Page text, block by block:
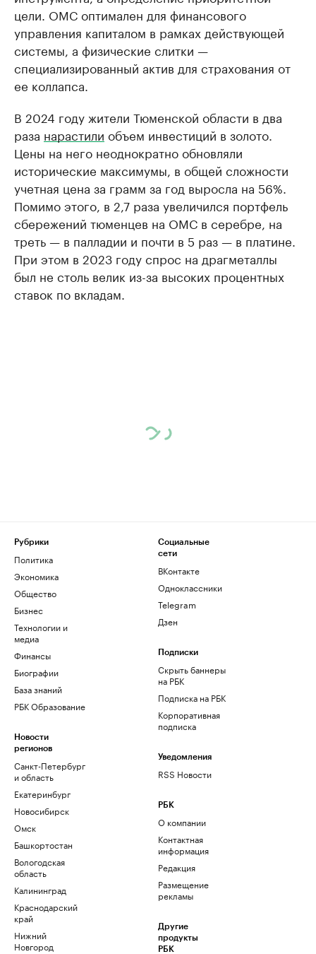
цели. ОМС оптимален для финансового
управления капиталом в рамках действующей
системы, а физические слитки —
специализированный актив для страхования от
ее коллапса.
В 2024 году жители Тюменской области в два
раза нарастили объем инвестиций в золото.
Цены на него неоднократно обновляли
исторические максимумы, в общей сложности
учетная цена за грамм за год выросла на 56%.
Помимо этого, в 2,7 раза увеличился портфель
сбережений тюменцев на ОМС в серебре, на
треть — в палладии и почти в 5 раз — в платине.
При этом в 2023 году спрос на драгметаллы
был не столь велик из-за высоких процентных
ставок по вкладам.
Рубрики
Политика
Экономика
Общество
Бизнес
Технологии и
медиа
Финансы
Биографии
База знаний
РБК Образование
Новости
регионов
Санкт-Петербург
и область
Екатеринбург
Новосибирск
Омск
Башкортостан
Вологодская
область
Калининград
Краснодарский
край
Нижний
Новгород
Социальные
сети
ВКонтакте
Одноклассники
Telegram
Дзен
Подписки
Скрыть баннеры
на РБК
Подписка на РБК
Корпоративная
подписка
Уведомления
RSS Новости
РБК
О компании
Контактная
информация
Редакция
Размещение
рекламы
Другие
продукты
РБК